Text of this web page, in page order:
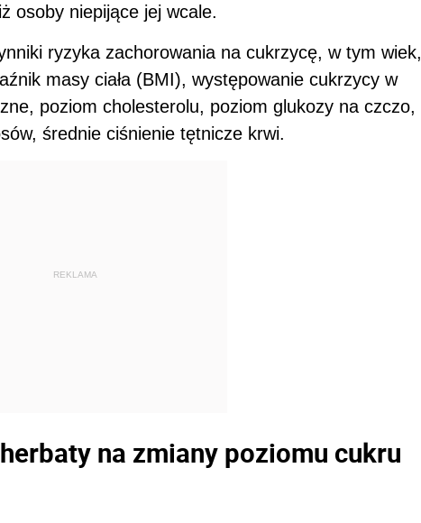
osoby niepijące jej wcale.
ryzyka zachorowania na cukrzycę, w tym wiek,
masy ciała (BMI), występowanie cukrzycy w
poziom cholesterolu, poziom glukozy na czczo,
średnie ciśnienie tętnicze krwi.
REKLAMA
na zmiany poziomu cukru